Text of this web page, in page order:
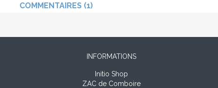
COMMENTAIRES (1)
INFORMATIONS
Initio Shop
ZAC de Comboire